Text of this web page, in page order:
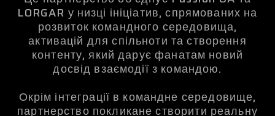
LORGAR у низці ініціатив, спрямованих на
розвиток командного середовища,
активацій для спільноти та створення
контенту, який дарує фанатам новий
досвід взаємодії з командою.
Окрім інтеграції в командне середовище,
партнерство покликане створити реальну